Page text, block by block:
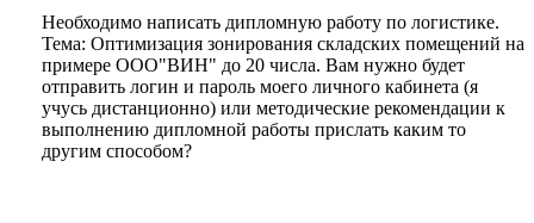
Необходимо написать дипломную работу по логистике.
Тема: Оптимизация зонирования складских помещений на
примере ООО"ВИН" до 20 числа. Вам нужно будет
отправить логин и пароль моего личного кабинета (я
учусь дистанционно) или методические рекомендации к
выполнению дипломной работы прислать каким то
другим способом?